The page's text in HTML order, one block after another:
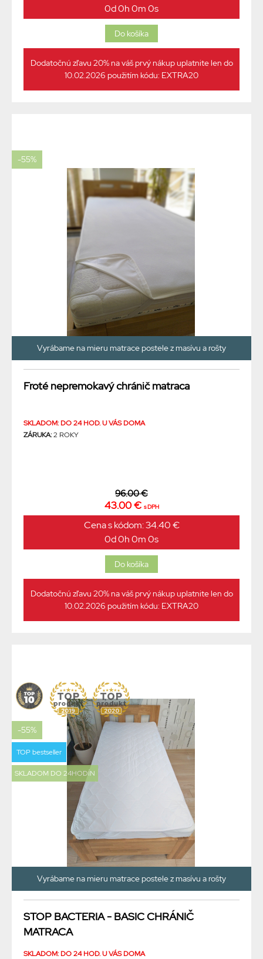
0d 0h 0m 0s
Dodatočnú zľavu 20% na váš prvý nákup uplatnite len do
10.02.2026 použitím kódu: EXTRA20
-55%
Vyrábame na mieru matrace postele z masívu a rošty
Froté nepremokavý chránič matraca
SKLADOM: DO 24 HOD. U VÁS DOMA
ZÁRUKA:2 ROKY
96.00 €
43.00 € s DPH
Cena s kódom: 34.40 €
0d 0h 0m 0s
Dodatočnú zľavu 20% na váš prvý nákup uplatnite len do
10.02.2026 použitím kódu: EXTRA20
-55%
TOP bestseller
SKLADOM DO 24HODÍN
Vyrábame na mieru matrace postele z masívu a rošty
STOP BACTERIA - BASIC CHRÁNIČ
MATRACA
SKLADOM: DO 24 HOD. U VÁS DOMA